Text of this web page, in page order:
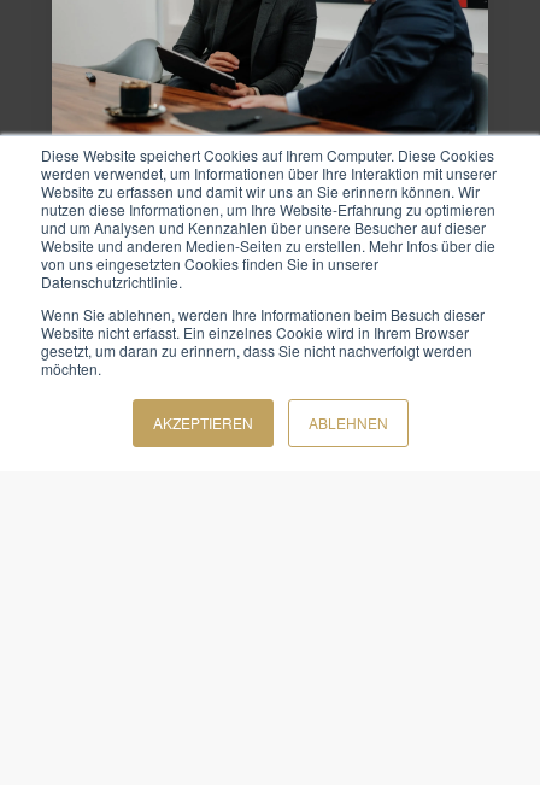
Diese Website speichert Cookies auf Ihrem Computer. Diese Cookies
werden verwendet, um Informationen über Ihre Interaktion mit unserer
Website zu erfassen und damit wir uns an Sie erinnern können. Wir
nutzen diese Informationen, um Ihre Website-Erfahrung zu optimieren
und um Analysen und Kennzahlen über unsere Besucher auf dieser
Website und anderen Medien-Seiten zu erstellen. Mehr Infos über die
von uns eingesetzten Cookies finden Sie in unserer
Datenschutzrichtlinie.
Wenn Sie ablehnen, werden Ihre Informationen beim Besuch dieser
Website nicht erfasst. Ein einzelnes Cookie wird in Ihrem Browser
gesetzt, um daran zu erinnern, dass Sie nicht nachverfolgt werden
möchten.
AKZEPTIEREN ABLEHNEN